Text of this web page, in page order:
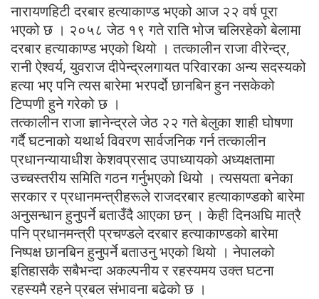
नारायणहिटी दरबार हत्याकाण्ड भएको आज २२ वर्ष पूरा
भएको छ । २०५८ जेठ १९ गते राति भोज चलिरहेको बेलामा
दरबार हत्याकाण्ड भएको थियो । तत्कालीन राजा वीरेन्द्र,
रानी ऐश्वर्य, युवराज दीपेन्द्रलगायत परिवारका अन्य सदस्यको
हत्या भए पनि त्यस बारेमा भरपर्दो छानबिन हुन नसकेको
टिप्पणी हुने गरेको छ ।
तत्कालीन राजा ज्ञानेन्द्रले जेठ २२ गते बेलुका शाही घोषणा
गर्दै घटनाको यथार्थ विवरण सार्वजनिक गर्न तत्कालीन
प्रधानन्यायाधीश केशवप्रसाद उपाध्यायको अध्यक्षतामा
उच्चस्तरीय समिति गठन गर्नुभएको थियो । त्यसयता बनेका
सरकार र प्रधानमन्त्रीहरूले राजदरबार हत्याकाण्डको बारेमा
अनुसन्धान हुनुपर्ने बताउँदै आएका छन् । केही दिनअघि मात्रै
पनि प्रधानमन्त्री प्रचण्डले दरबार हत्याकाण्डको बारेमा
निष्पक्ष छानबिन हुनुपर्ने बताउनु भएको थियो । नेपालको
इतिहासकै सबैभन्दा अकल्पनीय र रहस्यमय उक्त घटना
रहस्यमै रहने प्रबल संभावना बढेको छ ।